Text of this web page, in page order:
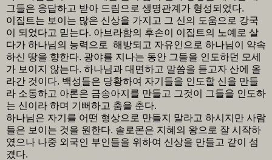
그들은 응답하고 받아 드림으로 생명관계가 형성되었다.
이집트는 보이는 많은 신상을 가지고 그 신의 도움으로 강국
이 되었다고 믿는다. 아브라함의 후손이 이집트의 노예로 살
다가 하나님의 능력으로 해방되고 자유인으로 하나님이 약속
하신 땅을 향한다. 광야를 지나는 동안 그들을 인도하던 모세
가 보이지 않는다. 하나님과 대면하고 말씀을 듣고자 산에 올
라간 것이다. 백성들은 당황하여 자기들을 인도할 신을 만들
라 소동하고 아론은 금송아지를 만들고 그것이 그들을 인도하
는 신이라 하며 기뻐하고 춤을 춘다.
하나님은 자기를 어떤 형상으로 만들지 말라고 하시지만 사람
들은 보이는 것을 원한다. 솔로몬은 지혜의 왕으로 잘 시작하
였으나 나중 외국인 부인들을 위하여 신상을 만들고 같이 섬
겼다.